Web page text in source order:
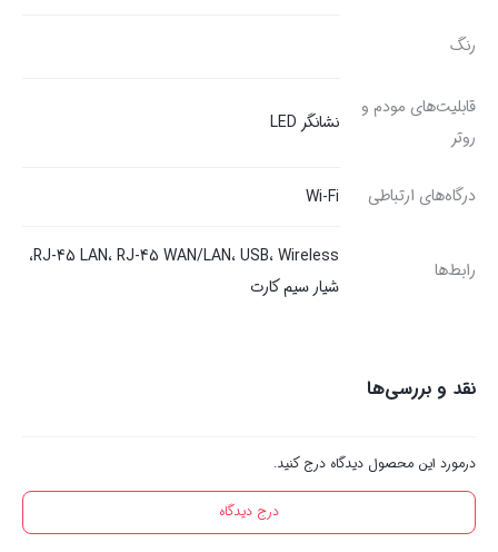
رنگ
قابلیت‌های مودم و
روتر
نشانگر LED
درگاه‌های ارتباطی Wi-Fi
رابط‌ها
RJ-45 LAN، RJ-45 WAN/LAN، USB، Wireless،
شیار سیم کارت
نقد و بررسی‌ها
درمورد این محصول دیدگاه درج کنید.
درج دیدگاه